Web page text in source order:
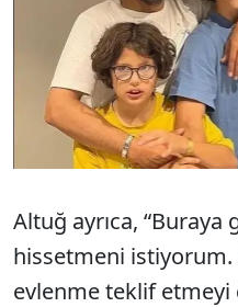
Altuğ ayrıca,
hissetmeni istiyorum.
evlenme teklif